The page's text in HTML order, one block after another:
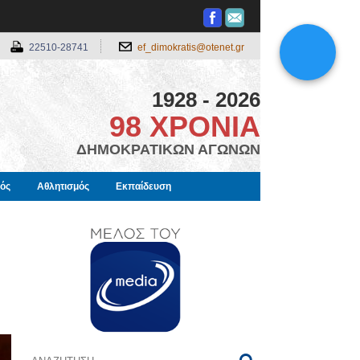
22510-28741 ef_dimokratis@otenet.gr
1928 - 2026
98 ΧΡΟΝΙΑ
ΔΗΜΟΚΡΑΤΙΚΩΝ ΑΓΩΝΩΝ
Αθλητισμός Εκπαίδευση